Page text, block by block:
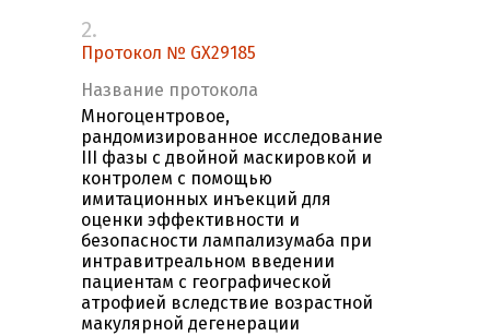
2.
Протокол № GX29185
Название протокола
Многоцентровое,
рандомизированное исследование
III фазы с двойной маскировкой и
контролем с помощью
имитационных инъекций для
оценки эффективности и
безопасности лампализумаба при
интравитреальном введении
пациентам с географической
атрофией вследствие возрастной
макулярной дегенерации